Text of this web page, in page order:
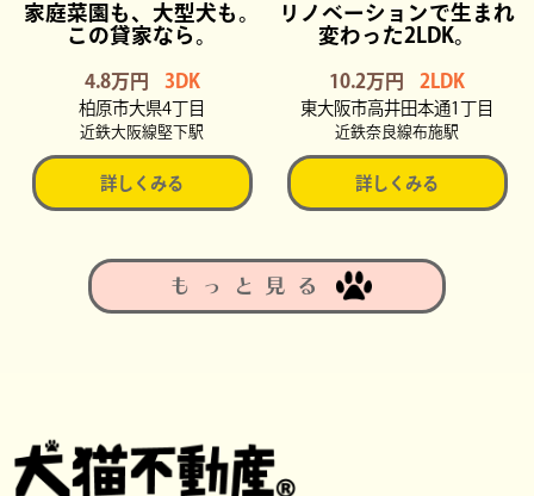
家庭菜園も、大型犬も。
この貸家なら。
4.8万円 3DK
柏原市大県4丁目
近鉄大阪線堅下駅
詳しくみる
リノベーションで生まれ
変わった2LDK。
10.2万円 2LDK
東大阪市高井田本通1丁目
近鉄奈良線布施駅
詳しくみる
もっと見る